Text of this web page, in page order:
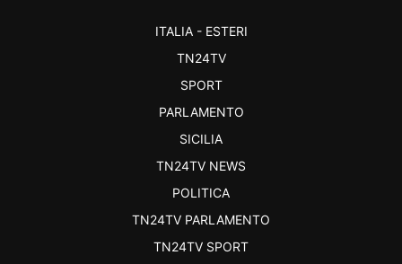
ITALIA - ESTERI
TN24TV
SPORT
PARLAMENTO
SICILIA
TN24TV NEWS
POLITICA
TN24TV PARLAMENTO
TN24TV SPORT